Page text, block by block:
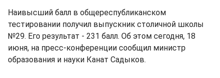
Наивысший балл в общереспубликанском
тестировании получил выпускник столичной школы
№29. Его результат - 231 балл. Об этом сегодня, 18
июня, на пресс-конференции сообщил министр
образования и науки Канат Садыков.